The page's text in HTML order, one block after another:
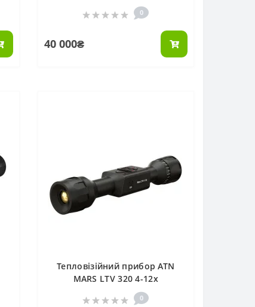
0
40 000₴
Тепловізійний прибор ATN
MARS LTV 320 4-12x
0